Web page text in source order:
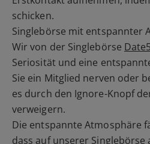
schicken.
Singlebörse mit entspannter
Wir von der Singlebörse
Seriosität und eine
Sie ein Mitglied nerven oder
es durch den Ignore-Knopf
verweigern.
Die entspannte Atmosphäre
dass auf unserer Singlebörse